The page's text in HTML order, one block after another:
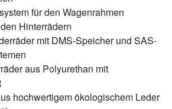
für den Wagenrahmen
Hinterrädern
mit DMS-Speicher und SAS-
aus Polyurethan mit
hochwertigem ökologischem Leder